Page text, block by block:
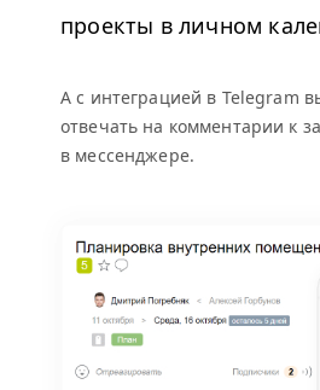
проекты в личном
А с интеграцией в Telegram
отвечать на комментарии к
в мессенджере.